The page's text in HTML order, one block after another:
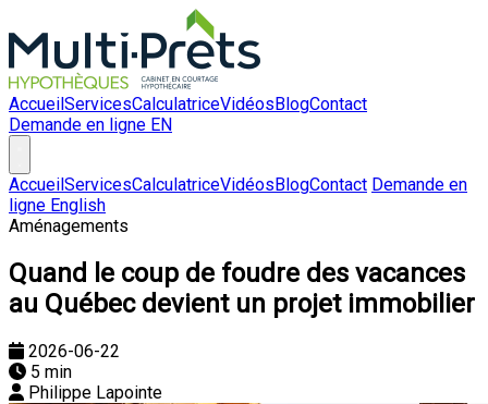
AccueilServicesCalculatriceVidéosBlogContact
Demande en ligne EN
AccueilServicesCalculatriceVidéosBlogContact Demande en
ligne English
Aménagements
Quand le coup de foudre des vacances
au Québec devient un projet immobilier
2026-06-22
5 min
Philippe Lapointe